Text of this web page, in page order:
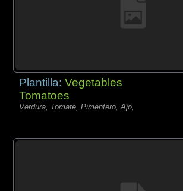
Plantilla:Vegetables
Tomatoes
Verdura, Tomate, Pimentero, Ajo,